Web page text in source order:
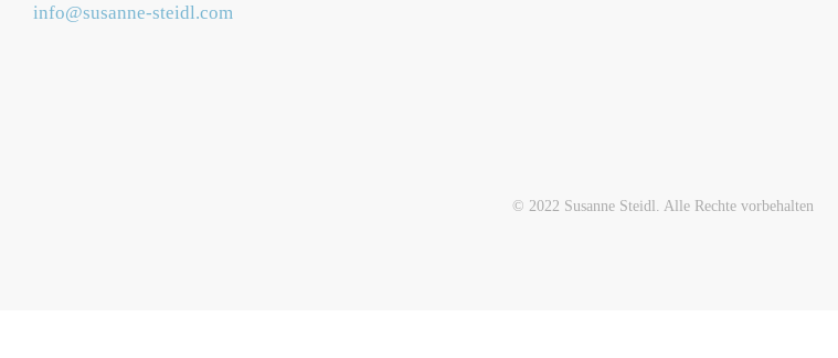
info@susanne-steidl.com
© 2022 Susanne Steidl. Alle Rechte vorbehalten